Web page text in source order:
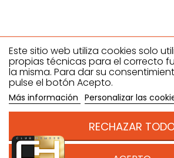
Este sitio web utiliza cookies solo
propias técnicas para el correcto
la misma. Para dar su
pulse el botón Acepto.
Más información Personalizar las
RECHAZAR
Climahostelería SL
Dirección: C/ ANTONIO NEVADO
industrial el Nevero 06006 - Badajoz ,
Email: pedidos@climahosteleria.es
Condiciones de venta